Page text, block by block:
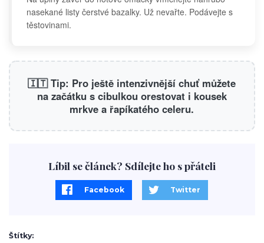
nasekané listy čerstvé bazalky. Už nevařte. Podávejte s
těstovinami.
🇮🇹 Tip: Pro ještě intenzivnější chuť můžete
na začátku s cibulkou orestovat i kousek
mrkve a řapíkatého celeru.
Líbil se článek? Sdílejte ho s přáteli
Facebook Twitter
Štítky